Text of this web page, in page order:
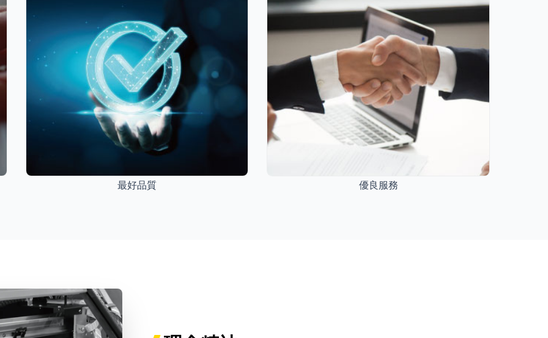
最好品質 優良服務